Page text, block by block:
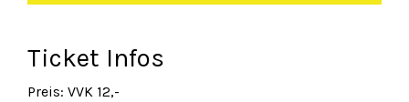
Ticket Infos
Preis: VVK 12,-